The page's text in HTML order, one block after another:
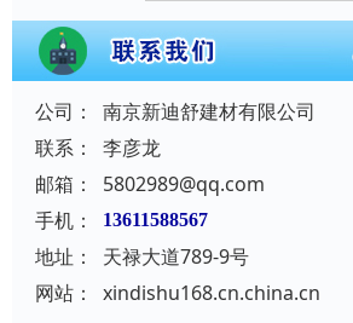
公司：
南京新迪舒建材有限公司
联系：
李彦龙
邮箱：
5802989@qq.com
手机：
13611588567
地址：
天禄大道789-9号
网站：
xindishu168.cn.china.cn